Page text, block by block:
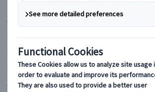
マイバスヨーロッパ
フランス
イギリス
イタリア
スペイン